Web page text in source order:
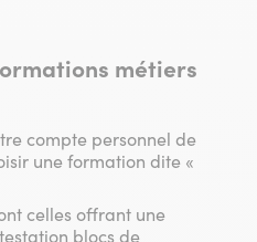
métiers
compte personnel de
une formation dite «
celles offrant une
blocs de